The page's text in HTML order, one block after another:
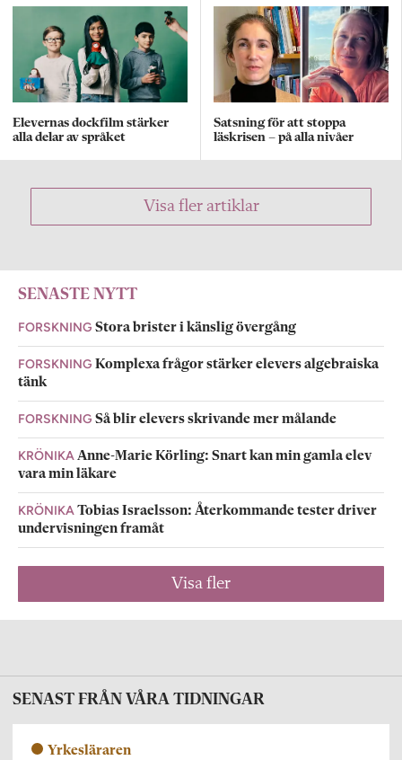
Elevernas dockfilm stärker
alla delar av språket
Satsning för att stoppa
läskrisen – på alla nivåer
Visa fler artiklar
SENASTE NYTT
FORSKNING Stora brister i känslig övergång
FORSKNING Komplexa frågor stärker elevers algebraiska
tänk
FORSKNING Så blir elevers skrivande mer målande
KRÖNIKAAnne-Marie Körling: Snart kan min gamla elev
vara min läkare
KRÖNIKATobias Israelsson: Återkommande tester driver
undervisningen framåt
Visa fler
SENAST FRÅN VÅRA TIDNINGAR
Yrkesläraren